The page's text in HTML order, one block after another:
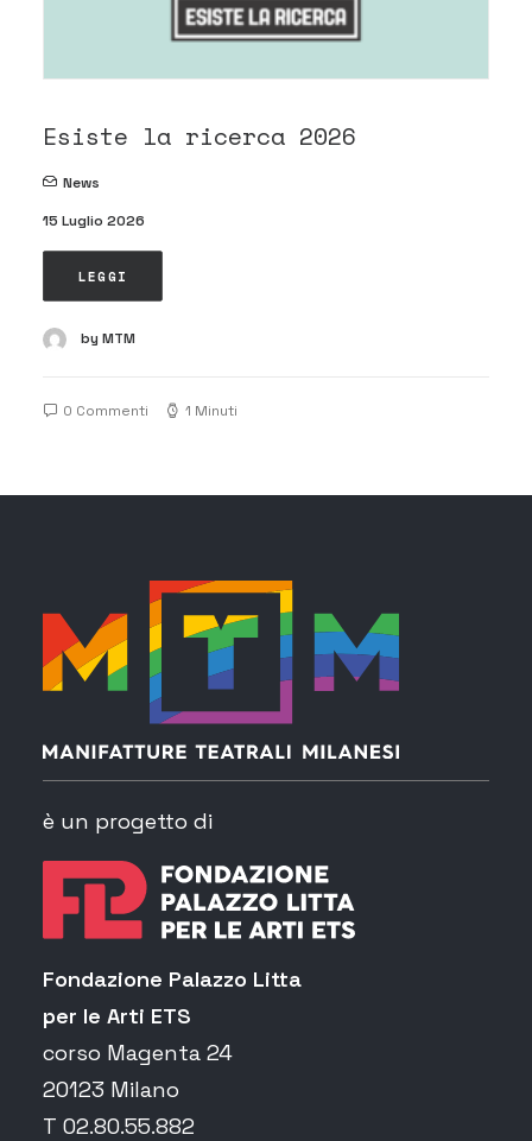
Esiste la ricerca 2026
News
15 Luglio 2026
LEGGI
by MTM
0 Commenti 1 Minuti
è un progetto di
Fondazione Palazzo Litta
per le Arti ETS
corso Magenta 24
20123 Milano
T 02.80.55.882